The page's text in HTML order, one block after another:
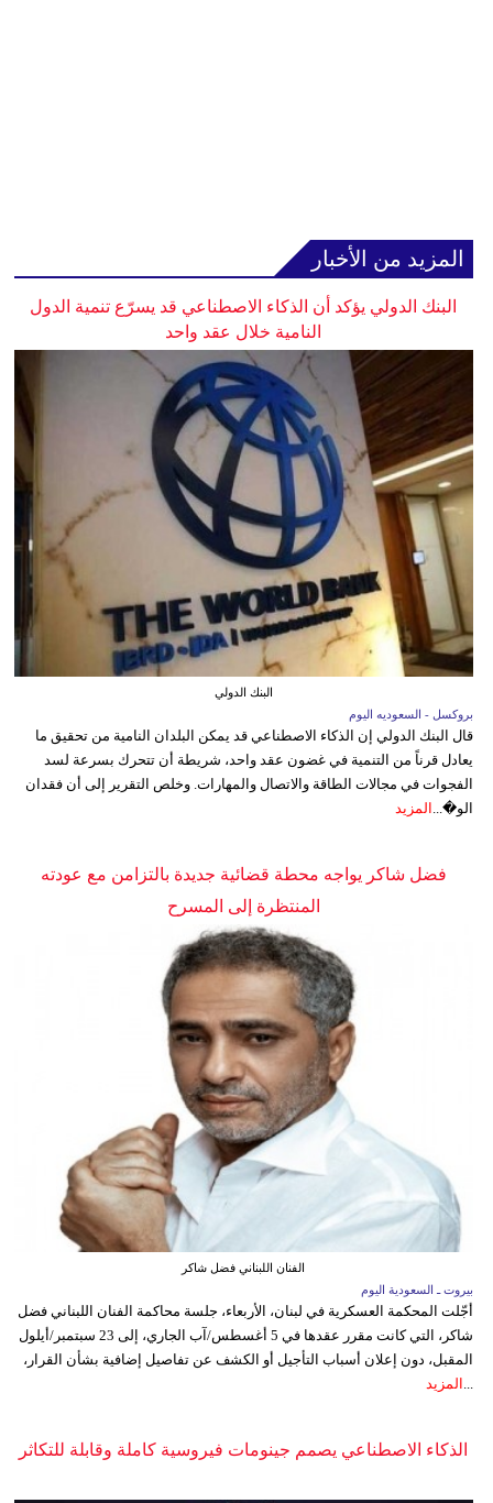
المزيد من الأخبار
البنك الدولي يؤكد أن الذكاء الاصطناعي قد يسرّع تنمية الدول
النامية خلال عقد واحد
البنك الدولي
بروكسل - السعوديه اليوم
قال البنك الدولي إن الذكاء الاصطناعي قد يمكن البلدان النامية من تحقيق ما
يعادل قرناً من التنمية في غضون عقد واحد، شريطة أن تتحرك بسرعة لسد
الفجوات في مجالات الطاقة والاتصال والمهارات. وخلص التقرير إلى أن فقدان
الو�... المزيد
فضل شاكر يواجه محطة قضائية جديدة بالتزامن مع عودته
المنتظرة إلى المسرح
الفنان اللبناني فضل شاكر
بيروت ـ السعودية اليوم
أجّلت المحكمة العسكرية في لبنان، الأربعاء، جلسة محاكمة الفنان اللبناني فضل
شاكر، التي كانت مقرر عقدها في 5 أغسطس/آب الجاري، إلى 23 سبتمبر/أيلول
المقبل، دون إعلان أسباب التأجيل أو الكشف عن تفاصيل إضافية بشأن القرار،
... المزيد
الذكاء الاصطناعي يصمم جينومات فيروسية كاملة وقابلة للتكاثر